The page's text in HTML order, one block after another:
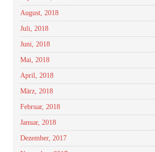
August, 2018
Juli, 2018
Juni, 2018
Mai, 2018
April, 2018
März, 2018
Februar, 2018
Januar, 2018
Dezember, 2017